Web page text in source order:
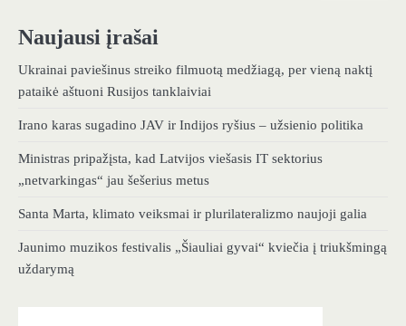
Naujausi įrašai
Ukrainai paviešinus streiko filmuotą medžiagą, per vieną naktį
pataikė aštuoni Rusijos tanklaiviai
Irano karas sugadino JAV ir Indijos ryšius – užsienio politika
Ministras pripažįsta, kad Latvijos viešasis IT sektorius
„netvarkingas“ jau šešerius metus
Santa Marta, klimato veiksmai ir plurilateralizmo naujoji galia
Jaunimo muzikos festivalis „Šiauliai gyvai“ kviečia į triukšmingą
uždarymą